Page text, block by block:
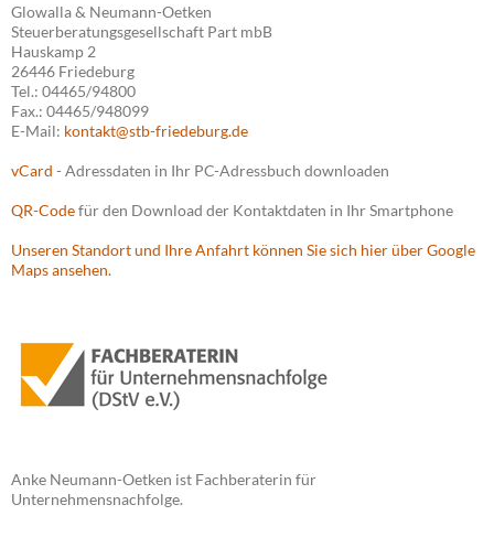
Glowalla & Neumann-Oetken
Steuerberatungsgesellschaft Part mbB
Hauskamp 2
26446 Friedeburg
Tel.: 04465/94800
Fax.: 04465/948099
E-Mail: kontakt@stb-friedeburg.de
vCard - Adressdaten in Ihr PC-Adressbuch downloaden
QR-Codefür den Download der Kontaktdaten in Ihr Smartphone
Unseren Standort und Ihre Anfahrt können Sie sich hier über Google
Maps ansehen.
Anke Neumann-Oetken ist Fachberaterin für
Unternehmensnachfolge.